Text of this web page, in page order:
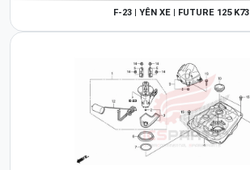
F-23 | YÊN XE | FUTURE 125 K73